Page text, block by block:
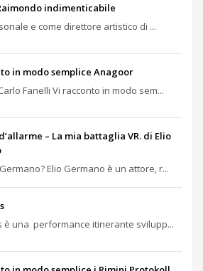
indimenticabile
e come direttore artistico di ...
in modo semplice Anagoor
Fanelli Vi racconto in modo sem...
– La mia battaglia VR. di Elio
Elio Germano è un attore, r...
è una performance itinerante svilupp...